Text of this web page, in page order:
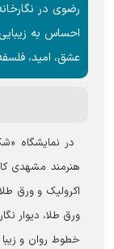
رضوی در
احساس به
عشق، امید،
هنرمند مشهدی
اکرولیک و ورق
ورق طلا، دیوار
خطوط روان و زیبا